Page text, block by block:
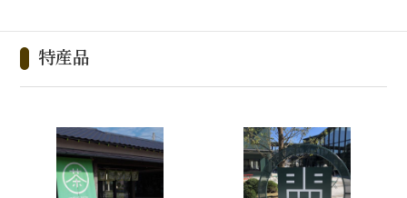
特産品